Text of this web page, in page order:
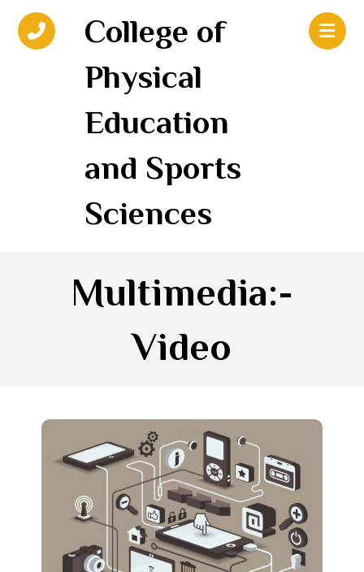
College of
Physical
Education
and Sports
Sciences
Multimedia:-
Video